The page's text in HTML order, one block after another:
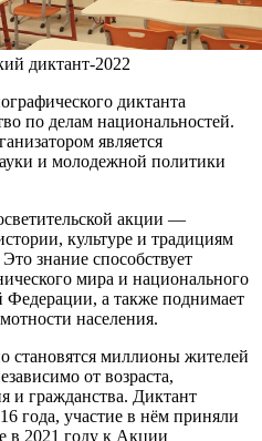
диктант-2022
диктанта
по делам национальностей.
является
и молодежной политики
акции —
культуре и традициям
знание способствует
мира и национального
Федерации, а также поднимает
населения.
становятся миллионы жителей
от возраста,
и гражданства. Диктант
года, участие в нём приняли
в 2021 году к Акции